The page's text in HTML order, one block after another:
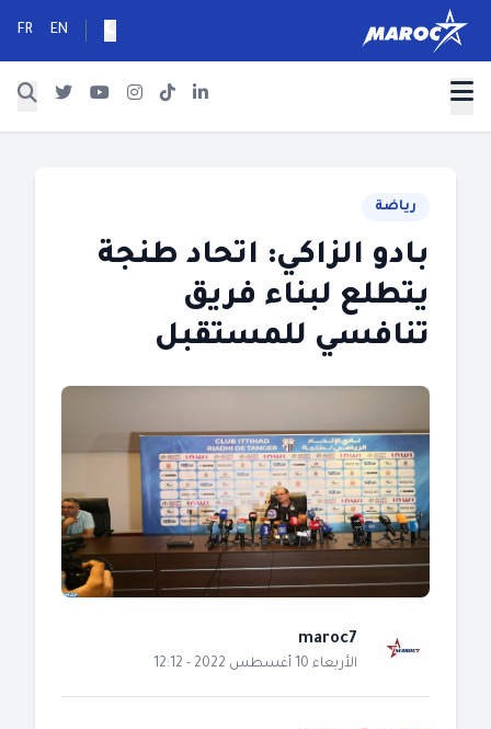
EN
FR
رياضة
بادو الزاكي: اتحاد طنجة
يتطلع لبناء فريق
تنافسي للمستقبل
maroc7
الأربعاء 10 أغسطس 2022 - 12:12